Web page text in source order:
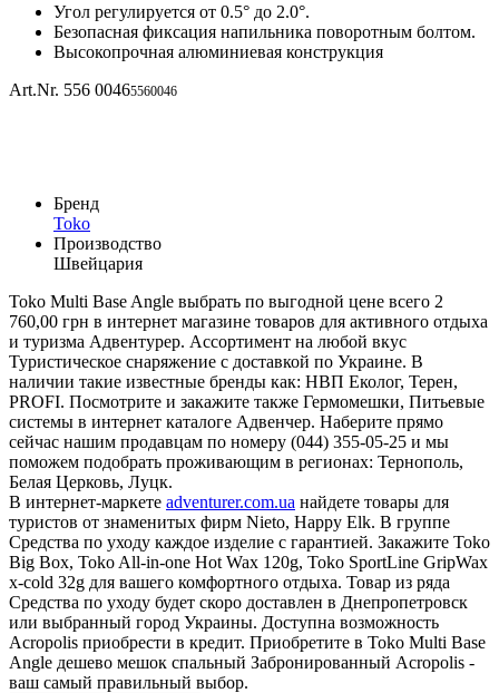
Угол регулируется от 0.5° до 2.0°.
Безопасная фиксация напильника поворотным болтом.
Высокопрочная алюминиевая конструкция
Art.Nr. 556 00465560046
Бренд
Toko
Производство
Швейцария
Toko Multi Base Angle выбрать по выгодной цене всего 2
760,00 грн в интернет магазине товаров для активного отдыха
и туризма Адвентурер. Ассортимент на любой вкус
Туристическое снаряжение с доставкой по Украине. В
наличии такие известные бренды как: НВП Еколог, Терен,
PROFI. Посмотрите и закажите также Гермомешки, Питьевые
системы в интернет каталоге Адвенчер. Наберите прямо
сейчас нашим продавцам по номеру (044) 355-05-25 и мы
поможем подобрать проживающим в регионах: Тернополь,
Белая Церковь, Луцк.
В интернет-маркете adventurer.com.ua найдете товары для
туристов от знаменитых фирм Nieto, Happy Elk. В группе
Средства по уходу каждое изделие с гарантией. Закажите Toko
Big Box, Toko All-in-one Hot Wax 120g, Toko SportLine GripWax
x-cold 32g для вашего комфортного отдыха. Товар из ряда
Средства по уходу будет скоро доставлен в Днепропетровск
или выбранный город Украины. Доступна возможность
Acropolis приобрести в кредит. Приобретите в Toko Multi Base
Angle дешево мешок спальный Забронированный Acropolis -
ваш самый правильный выбор.